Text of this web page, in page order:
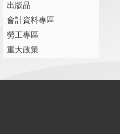
出版品
會計資料專區
勞工專區
重大政策